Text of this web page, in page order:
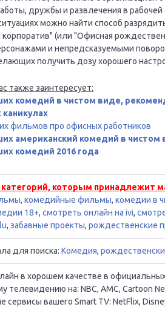
дружбы и развлечения в
можно найти способ
(или "Офисная
и непредсказуемыми
получить дозу хорошего
также заинтересует:
комедий в чистом виде,
фильмов про офисных работников
американский комедий в чистом
комедий 2016 года
категорий, которым принадлежит
, комедийные фильмы, комедии в
18+, смотреть онлайн на ivi,
, забавные проекты, рождественские
для поиска: Комедия,
в хорошем качестве в
телевидению на: NBC, AMC, Cartoon
сервисы вашего Smart TV: NetFlix,